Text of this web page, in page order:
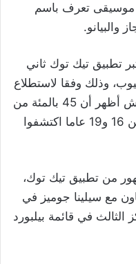
موسيقى تعرف باسم
والبيانو.
تطبيق تيك توك ثاني
وذلك وفقا لاستطلاع
حديث أجرته مؤسسة ميديا ريسيرش أظهر أن 45 بالمئة من
الأشخاص الذين تتراوح أعمارهم بين 16 و19 عاما اكتشفوا
من تطبيق تيك توك،
مع سيلينا جوميز في
الثالث في قائمة بيلبورد